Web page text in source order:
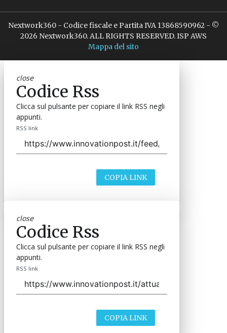
Nextwork360 - Codice fiscale e Partita IVA 13868590962 - ©
2026 Nextwork360. ALL RIGHTS RESERVED. ISP AWS
Mappa del sito
close
Codice Rss
Clicca sul pulsante per copiare il link RSS negli
appunti.
RSS link
COPIA LINK
close
Codice Rss
Clicca sul pulsante per copiare il link RSS negli
appunti.
RSS link
COPIA LINK